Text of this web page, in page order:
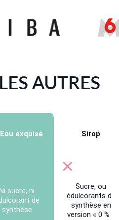
AUTRES
Eau exquise Sirop
Ni sucre, ni
de
synthèse
Sucre, ou
édulcorants de
synthèse en
version « 0 % »